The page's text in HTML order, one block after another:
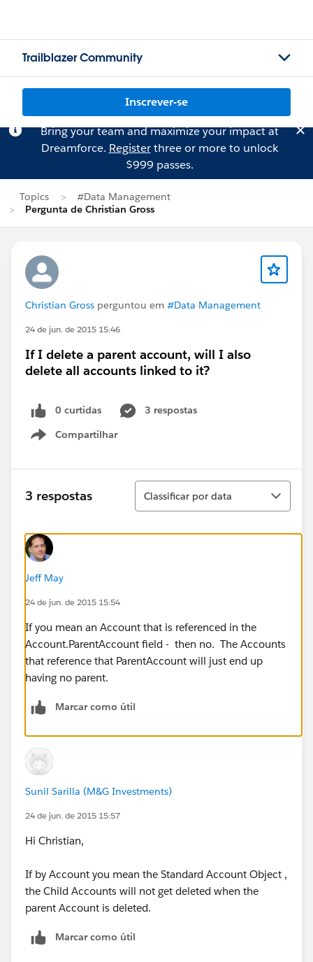
Trailblazer Community
Inscrever-se
Bring your team and maximize your impact at
Dreamforce. Registerthree or more to unlock
$999 passes.
Topics
#Data Management
Pergunta de Christian Gross
Christian Gross perguntou em #Data Management
24 de jun. de 2015 15:46
If I delete a parent account, will I also
delete all accounts linked to it?
0 curtidas
3 respostas
Compartilhar
Show menu
3 respostas
Classificar
Classificar por data
Jeff May
24 de jun. de 2015 15:54
If you mean an Account that is referenced in the
Account.ParentAccount field - then no. The Accounts
that reference that ParentAccount will just end up
having no parent.
Marcar como útil
Sunil Sarilla (M&G Investments)
24 de jun. de 2015 15:57
Hi Christian,
If by Account you mean the Standard Account Object ,
the Child Accounts will not get deleted when the
parent Account is deleted.
Marcar como útil